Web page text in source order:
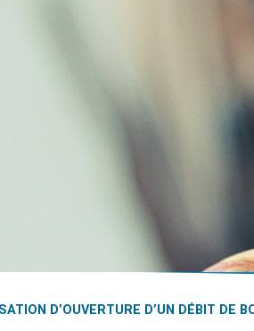
D’OUVERTURE D’UN DÉBIT DE